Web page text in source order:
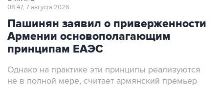
08:47, 7 августа 2026
Пашинян заявил о приверженности
Армении основополагающим
принципам ЕАЭС
Однако на практике эти принципы реализуются
не в полной мере, считает армянский премьер